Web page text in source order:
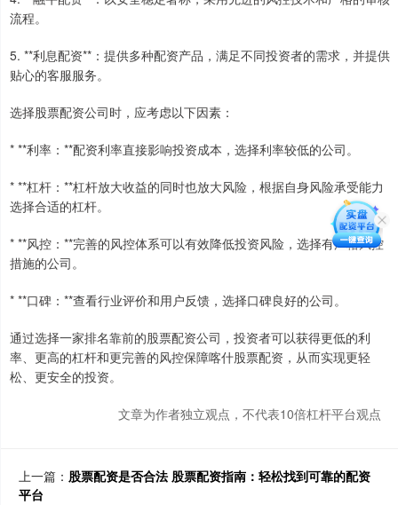
流程。
5. **利息配资**：提供多种配资产品，满足不同投资者的需求，并提供
贴心的客服服务。
选择股票配资公司时，应考虑以下因素：
* **利率：**配资利率直接影响投资成本，选择利率较低的公司。
* **杠杆：**杠杆放大收益的同时也放大风险，根据自身风险承受能力
选择合适的杠杆。
* **风控：**完善的风控体系可以有效降低投资风险，选择有严格风控
措施的公司。
* **口碑：**查看行业评价和用户反馈，选择口碑良好的公司。
通过选择一家排名靠前的股票配资公司，投资者可以获得更低的利
率、更高的杠杆和更完善的风控保障喀什股票配资，从而实现更轻
松、更安全的投资。
文章为作者独立观点，不代表10倍杠杆平台观点
上一篇： 股票配资是否合法 股票配资指南：轻松找到可靠的配资
平台